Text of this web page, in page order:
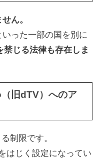
ん。
いった一部の国を別に
じる法律も存在しま
旧dTV）へのア
制限です。
はじく設定になってい